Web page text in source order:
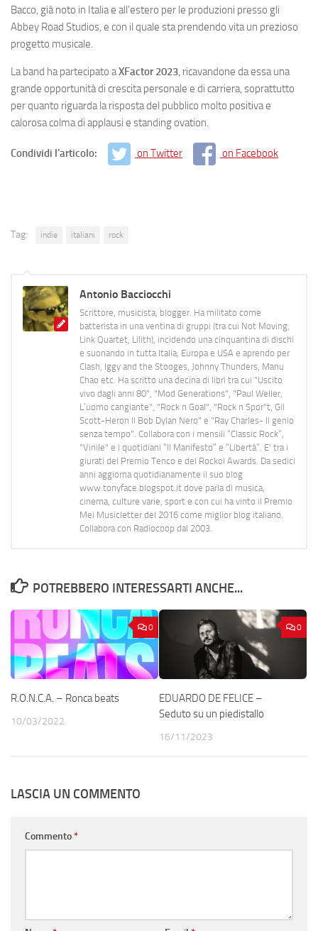
Bacco, già noto in Italia e all’estero per le produzioni presso gli
Abbey Road Studios, e con il quale sta prendendo vita un prezioso
progetto musicale.
La band ha partecipato aXFactor 2023, ricavandone da essa una
grande opportunità di crescita personale e di carriera, soprattutto
per quanto riguarda la risposta del pubblico molto positiva e
calorosa colma di applausi e standing ovation.
Condividi l'articolo: on Twitter on Facebook
Tag: indie italiani rock
Antonio Bacciocchi
Scrittore, musicista, blogger. Ha militato come
batterista in una ventina di gruppi (tra cui Not Moving,
Link Quartet, Lilith), incidendo una cinquantina di dischi
e suonando in tutta Italia, Europa e USA e aprendo per
Clash, Iggy and the Stooges, Johnny Thunders, Manu
Chao etc. Ha scritto una decina di libri tra cui "Uscito
vivo dagli anni 80", "Mod Generations", "Paul Weller,
L’uomo cangiante", "Rock n Goal", "Rock n Spor"t, Gil
Scott-Heron Il Bob Dylan Nero" e "Ray Charles- Il genio
senza tempo". Collabora con i mensili “Classic Rock”,
"Vinile" e i quotidiani “Il Manifesto” e “Libertà”. E' tra i
giurati del Premio Tenco e del Rockol Awards. Da sedici
anni aggiorna quotidianamente il suo blog
www.tonyface.blogspot.it dove parla di musica,
cinema, culture varie, sport e con cui ha vinto il Premio
Mei Musicletter del 2016 come miglior blog italiano.
Collabora con Radiocoop dal 2003.
POTREBBERO INTERESSARTI ANCHE...
0
R.O.N.C.A. – Ronca beats
10/03/2022
0
EDUARDO DE FELICE –
Seduto su un piedistallo
16/11/2023
LASCIA UN COMMENTO
Commento*